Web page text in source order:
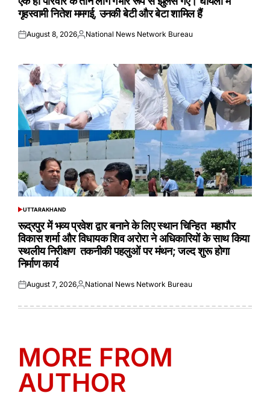
गृहस्वामी नितेश ममगई, उनकी बेटी और बेटा शामिल हैं
Posted
August 8, 2026Posted
National News Network Bureau
POSTED
UTTARAKHAND
रूद्रपुर में भव्य प्रवेश द्वार बनाने के लिए स्थान चिन्हित महापौर
विकास शर्मा और विधायक शिव अरोरा ने अधिकारियों के साथ किया
स्थलीय निरीक्षण तकनीकी पहलुओं पर मंथन; जल्द शुरू होगा
निर्माण कार्य
Posted
August 7, 2026Posted
National News Network Bureau
MORE FROM
AUTHOR